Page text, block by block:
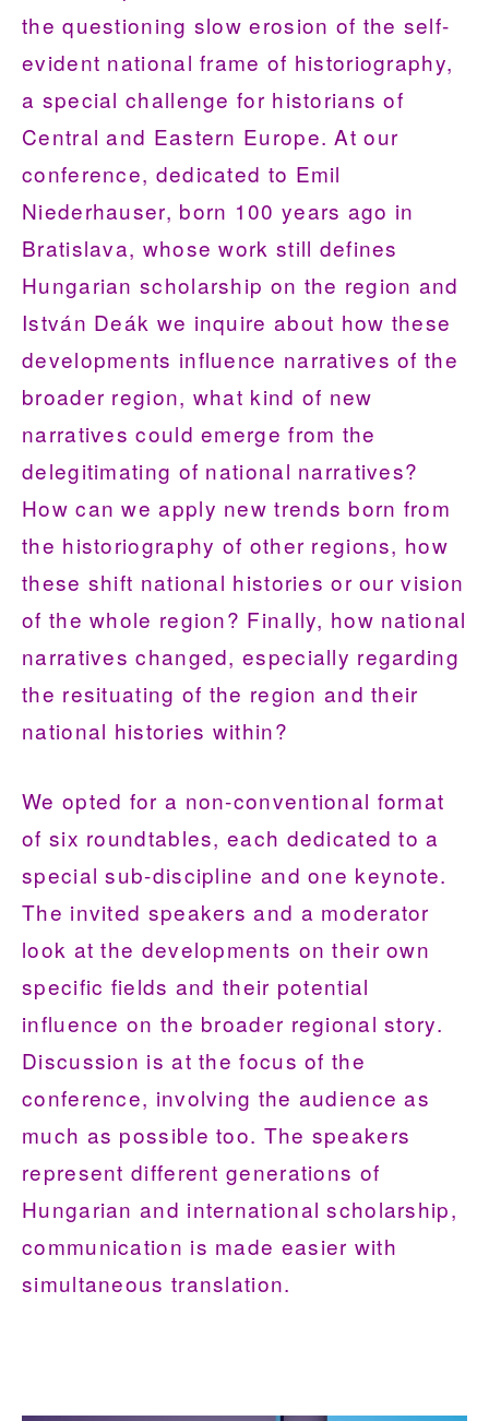
the questioning slow erosion of the self-
evident national frame of historiography,
a special challenge for historians of
Central and Eastern Europe. At our
conference, dedicated to Emil
Niederhauser, born 100 years ago in
Bratislava, whose work still defines
Hungarian scholarship on the region and
István Deák we inquire about how these
developments influence narratives of the
broader region, what kind of new
narratives could emerge from the
delegitimating of national narratives?
How can we apply new trends born from
the historiography of other regions, how
these shift national histories or our vision
of the whole region? Finally, how national
narratives changed, especially regarding
the resituating of the region and their
national histories within?
We opted for a non-conventional format
of six roundtables, each dedicated to a
special sub-discipline and one keynote.
The invited speakers and a moderator
look at the developments on their own
specific fields and their potential
influence on the broader regional story.
Discussion is at the focus of the
conference, involving the audience as
much as possible too. The speakers
represent different generations of
Hungarian and international scholarship,
communication is made easier with
simultaneous translation.